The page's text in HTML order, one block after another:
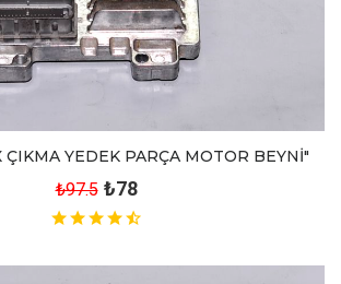
YEDEK PARÇA MOTOR BEYNİ"
₺97.5 ₺78